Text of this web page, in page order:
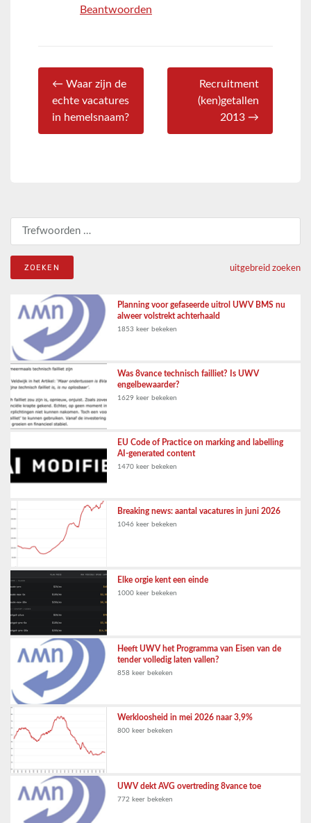
Beantwoorden
← Waar zijn de
echte vacatures
in hemelsnaam?
Recruitment
(ken)getallen
2013 →
Zoeken naar:
uitgebreid zoeken
Planning voor gefaseerde uitrol UWV BMS nu
alweer volstrekt achterhaald
1853 keer bekeken
Was 8vance technisch failliet? Is UWV
engelbewaarder?
1629 keer bekeken
EU Code of Practice on marking and labelling
AI-generated content
1470 keer bekeken
Breaking news: aantal vacatures in juni 2026
1046 keer bekeken
Elke orgie kent een einde
1000 keer bekeken
Heeft UWV het Programma van Eisen van de
tender volledig laten vallen?
858 keer bekeken
Werkloosheid in mei 2026 naar 3,9%
800 keer bekeken
UWV dekt AVG overtreding 8vance toe
772 keer bekeken